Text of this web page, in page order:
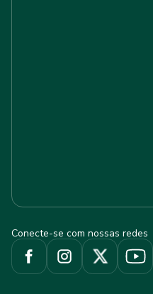
Conecte-se com nossas redes